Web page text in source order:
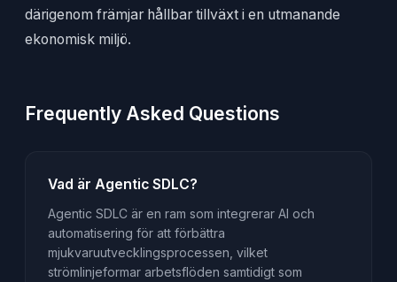
därigenom främjar hållbar tillväxt i en utmanande
ekonomisk miljö.
Frequently Asked Questions
Vad är Agentic SDLC?
Agentic SDLC är en ram som integrerar AI och
automatisering för att förbättra
mjukvaruutvecklingsprocessen, vilket
strömlinjeformar arbetsflöden samtidigt som